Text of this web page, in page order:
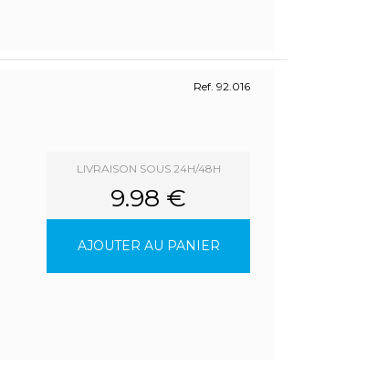
Ref. 92.016
LIVRAISON SOUS 24H/48H
9.98 €
AJOUTER AU PANIER